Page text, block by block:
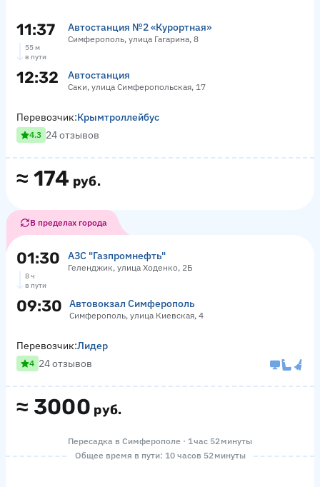
11:37 Автостанция №2 «Курортная»
Симферополь, улица Гагарина, 8
55 м
в пути
12:32 Автостанция
Саки, улица Симферопольская, 17
≈ 174 руб.
Перевозчик:Крымтроллейбус
4.3 24 отзывов
В пределах города
01:30 АЗС "Газпромнефть"
Геленджик, улица Ходенко, 2Б
8 ч
в пути
09:30 Автовокзал Симферополь
Симферополь, улица Киевская, 4
≈ 3000 руб.
Перевозчик:Лидер
4 24 отзывов
Пересадка в Симферополе · 1 час 52 минуты
Общее время в пути: 10 часов 52 минуты